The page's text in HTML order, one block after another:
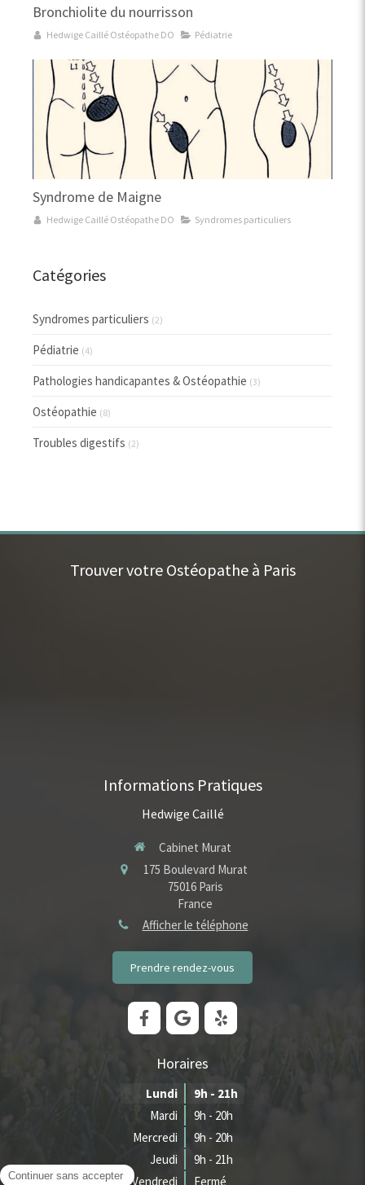
Bronchiolite du nourrisson
Hedwige Caillé Ostéopathe DO Pédiatrie
Syndrome de Maigne
Hedwige Caillé Ostéopathe DO Syndromes particuliers
Catégories
Syndromes particuliers (2)
Pédiatrie (4)
Pathologies handicapantes & Ostéopathie (3)
Ostéopathie (8)
Troubles digestifs (2)
Trouver votre Ostéopathe à Paris
Informations Pratiques
Hedwige Caillé
Cabinet Murat
175 Boulevard Murat
75016 Paris
France
Afficher le téléphone
Prendre rendez-vous
Horaires
Lundi
9h - 21h
Mardi
9h - 20h
Mercredi
9h - 20h
Jeudi
9h - 21h
Vendredi
Fermé